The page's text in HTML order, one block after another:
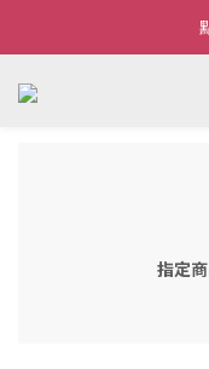
全
指定